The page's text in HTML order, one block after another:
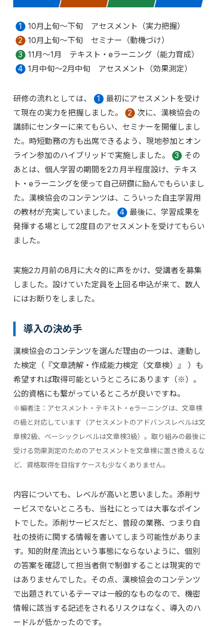
1
10月上旬～下旬 アセスメント（実力把握）
2 10月上旬～下旬 セミナー（動機づけ）
3 11月～1月 テキスト・eラーニング（能力育成）
4 1月中旬～2月中旬 アセスメント（効果測定）
研修の流れとしては、 1
最初にアセスメントを受け
て現在の実力を把握しました。
2 次に、漢検協会の
講師にセンターに来てもらい、セミナーを開催しまし
た。時短勤務の方も出席できるよう、現地参加とオン
ライン参加のハイブリッドで実施しました。
3
その
あとは、個人学習の期間を2カ月半程度設け、テキス
ト・eラーニングを使って自己研鑽に励んでもらいまし
た。漢検協会のコンテンツは、こういった自主学習用
の教材が充実していました。
4 最後に、学習成果を
発揮する場として2度目のアセスメントを受けてもらい
ました。
実施2カ月前の8月に大々的に声をかけ、受講者を募集
しました。設けていた定員を上回る申込が来て、数人
にはお断りをしました。
導入の決め手
漢検協会のコンテンツを選んだ理由の一つは、連動し
た検定（『文章読解・作成能力検定（文章検）』 ）も
希望すれば取得可能というところにあります（※）。
公的資格にも繋がっているところが良いですね。
※編者注：アセスメント・テキスト・eラーニングは、文章検
の級と対応しています（アセスメントのアドバンスレベルは文
章検2級、ベーシックレベルは文章検3級）。取り組みの最後に
受ける効果測定のためのアセスメントを文章検に置き換えるな
ど、資格取得を目指すケースも少なくありません。
内容についても、レベルが高いと思いました。添削サ
ービスでないところも、当社にとっては大事なポイン
トでした。添削サービスだと、普段の業務、つまり自
社の技術に関する情報を書いてしまう可能性がありま
す。知的財産流出という事態にならないように、個別
の答案を確認して担当者側で制御することは現実的で
はありませんでした。その点、漢検協会のコンテンツ
で出題されているテーマは一般的なものなので、機密
情報に該当する記述をされるリスクはなく、導入のハ
ードルが低かったのです。